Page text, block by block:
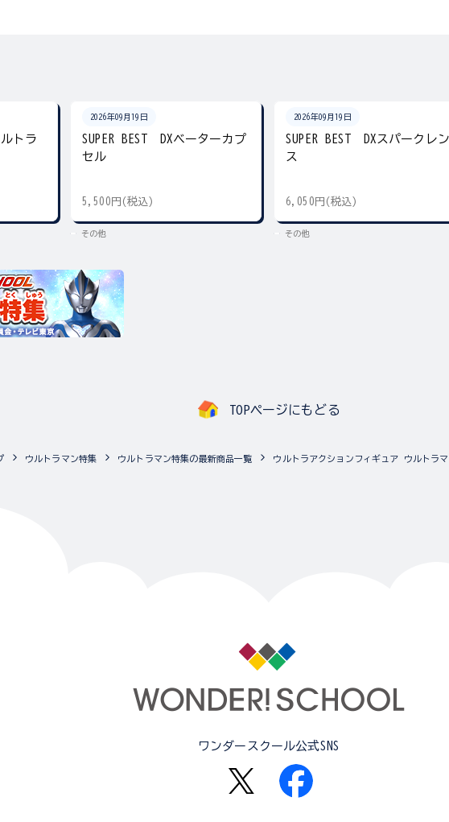
トラ
2026年09月19日
SUPER BEST DXベーターカプ
セル
5,500円(税込)
その他
2026年09月19日
SUPER BEST DXスパークレン
ス
6,050円(税込)
その他
TOPページにもどる
ウルトラマン特集 ウルトラマン特集の最新商品一覧 ウルトラアクションフィギュア ウルトラ
ワンダースクール公式SNS